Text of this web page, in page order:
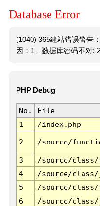
Database Error
(1040) 365建站错误警告
因：1、数据库密码不对;
PHP Debug
No. File
1
/index.php
2 /source/
3 /source/class/
4
/source/class/
5
/source/class/
6
/source/class/